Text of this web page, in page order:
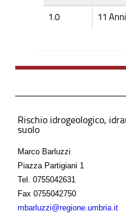
1.0 11
Rischio idrogeologico,
suolo
Marco Barluzzi
Piazza Partigiani 1
Tel.
0755042631
Fax 0755042750
mbarluzzi@regione.umbria.it